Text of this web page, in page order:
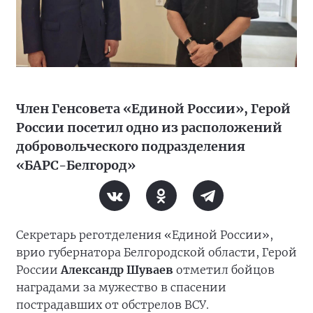
Член Генсовета «Единой России», Герой
России посетил одно из расположений
добровольческого подразделения
«БАРС-Белгород»
Секретарь реготделения «Единой России»,
врио губернатора Белгородской области, Герой
РоссииАлександр Шуваев отметил бойцов
наградами за мужество в спасении
пострадавших от обстрелов ВСУ.